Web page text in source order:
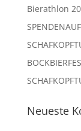
Bierathlon
Neueste